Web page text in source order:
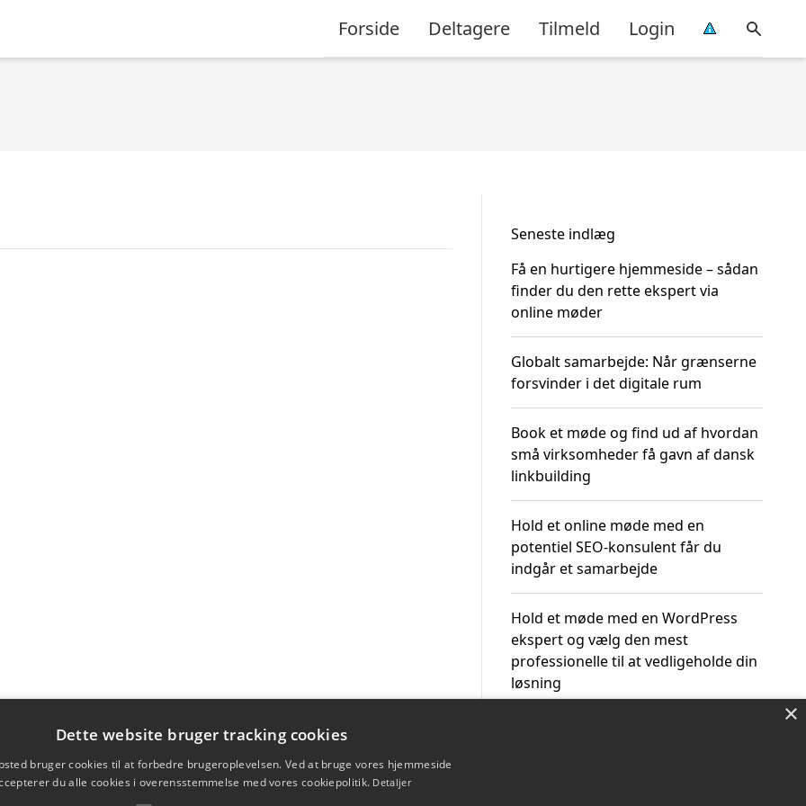
Forside Deltagere Tilmeld Login
Seneste indlæg
Få en hurtigere hjemmeside – sådan
finder du den rette ekspert via
online møder
Globalt samarbejde: Når grænserne
forsvinder i det digitale rum
Book et møde og find ud af hvordan
små virksomheder få gavn af dansk
linkbuilding
Hold et online møde med en
potentiel SEO-konsulent får du
indgår et samarbejde
Hold et møde med en WordPress
ekspert og vælg den mest
professionelle til at vedligeholde din
løsning
×
Dette website bruger tracking cookies
bruger cookies til at forbedre brugeroplevelsen. Ved at bruge vores hjemmeside
du alle cookies i overensstemmelse med vores cookiepolitik. Detaljer